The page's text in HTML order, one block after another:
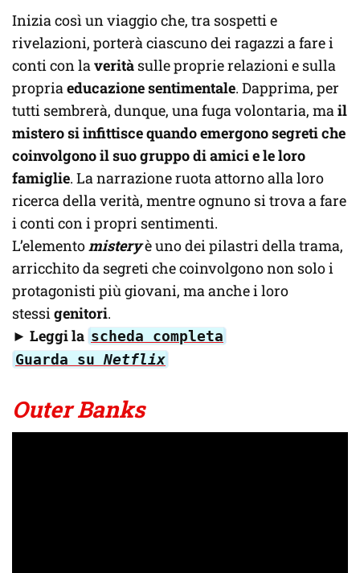
Inizia così un viaggio che, tra sospetti e
rivelazioni, porterà ciascuno dei ragazzi a fare i
conti con laverità sulle proprie relazioni e sulla
propriaeducazione sentimentale. Dapprima, per
tutti sembrerà, dunque, una fuga volontaria, mail
mistero si infittisce quando emergono segreti che
coinvolgono il suo gruppo di amici e le loro
famiglie. La narrazione ruota attorno alla loro
ricerca della verità, mentre ognuno si trova a fare
i conti con i propri sentimenti.
L’elementomisteryè uno dei pilastri della trama,
arricchito da segreti che coinvolgono non solo i
protagonisti più giovani, ma anche i loro
stessigenitori.
► Leggi la scheda completa
Guarda suNetflix
Outer Banks